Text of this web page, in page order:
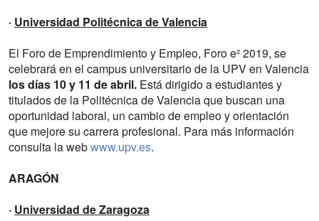
· Universidad Politécnica de Valencia
El Foro de Emprendimiento y Empleo, Foro e² 2019, se
celebrará en el campus universitario de la UPV en Valencia
los días 10 y 11 de abril. Está dirigido a estudiantes y
titulados de la Politécnica de Valencia que buscan una
oportunidad laboral, un cambio de empleo y orientación
que mejore su carrera profesional. Para más información
consulta la webwww.upv.es.
ARAGÓN
· Universidad de Zaragoza